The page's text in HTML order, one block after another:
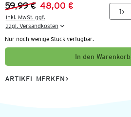
Vorheriger Preis:
59,99 €
Neuer Preis:48,00 €
inkl. MwSt. ggf.
zzgl. Versandkosten
Nur noch wenige Stück verfügbar.
In den Warenkorb
ARTIKEL MERKEN